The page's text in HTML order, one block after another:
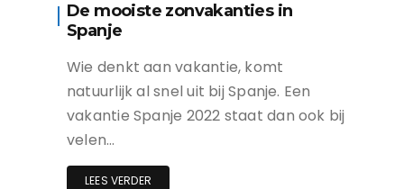
De mooiste zonvakanties in
Spanje
Wie denkt aan vakantie, komt
natuurlijk al snel uit bij Spanje. Een
vakantie Spanje 2022 staat dan ook bij
velen…
LEES VERDER